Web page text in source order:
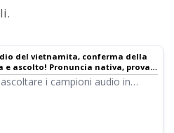
del vietnamita, conferma della
e ascolto! Pronuncia nativa, prova
6 voci femminili e maschili
i campioni audio in